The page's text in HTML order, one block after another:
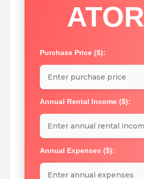
ATOR
Purchase Price ($):
Annual Rental Income ($):
Annual Expenses ($):